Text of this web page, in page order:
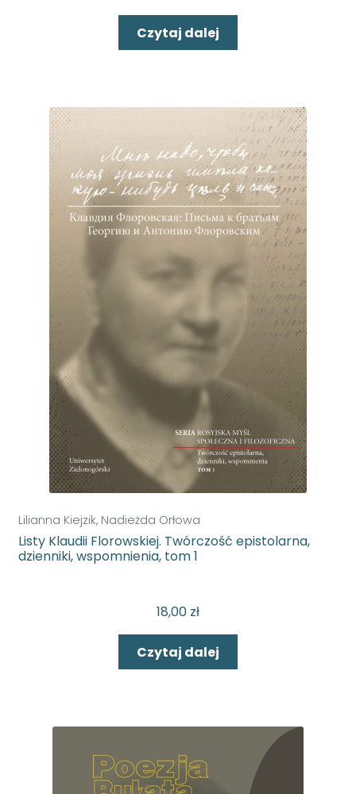
Czytaj dalej
Lilianna Kiejzik, Nadieżda Orłowa
Listy Klaudii Florowskiej. Twórczość epistolarna,
dzienniki, wspomnienia, tom 1
18,00 zł
Czytaj dalej